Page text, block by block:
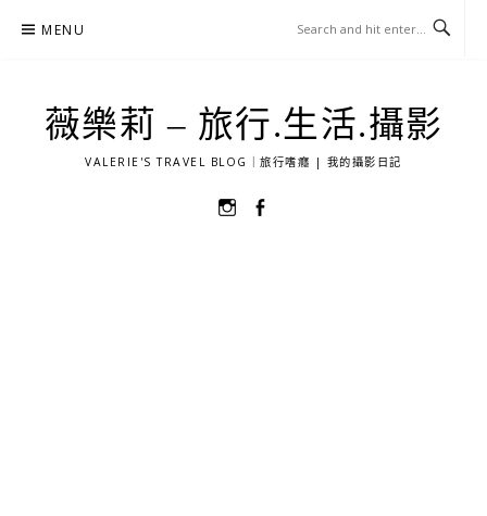
MENU
薇樂莉 – 旅行.生活.攝影
VALERIE'S TRAVEL BLOG｜旅行嗜癮 | 我的攝影日記
選